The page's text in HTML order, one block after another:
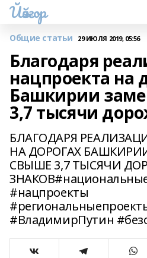
Йәйғор
Общие статьи 29 ИЮЛЯ 2019, 05:56
Благодаря
нацпроекта на
Башкирии
3,7 тысячи
БЛАГОДАРЯ
НА ДОРОГАХ
СВЫШЕ 3,7 ТЫСЯЧИ
#нацпроекты
#ВладимирПутин